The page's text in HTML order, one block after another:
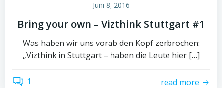
Juni 8, 2016
Bring your own – Vizthink Stuttgart #1
Was haben wir uns vorab den Kopf zerbrochen:
„Vizthink in Stuttgart – haben die Leute hier […]
1 read more